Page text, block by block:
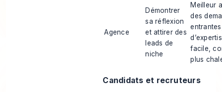
Agence
Démontrer
sa réflexion
et attirer des
leads de
niche
Meilleur
des
facile,
plus
Candidats et recruteurs